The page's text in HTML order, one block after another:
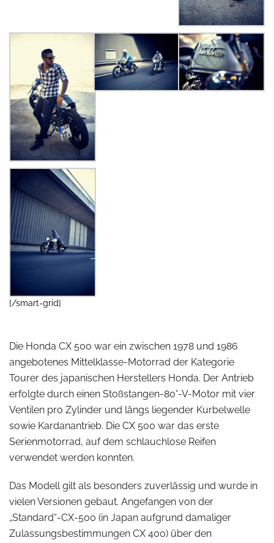
[/smart-grid]
Die Honda CX 500 war ein zwischen 1978 und 1986
angebotenes Mittelklasse-Motorrad der Kategorie
Tourer des japanischen Herstellers Honda. Der Antrieb
erfolgte durch einen Stoßstangen-80°-V-Motor mit vier
Ventilen pro Zylinder und längs liegender Kurbelwelle
sowie Kardanantrieb. Die CX 500 war das erste
Serienmotorrad, auf dem schlauchlose Reifen
verwendet werden konnten.
Das Modell gilt als besonders zuverlässig und wurde in
vielen Versionen gebaut. Angefangen von der
„Standard“-CX-500 (in Japan aufgrund damaliger
Zulassungsbestimmungen CX 400) über den